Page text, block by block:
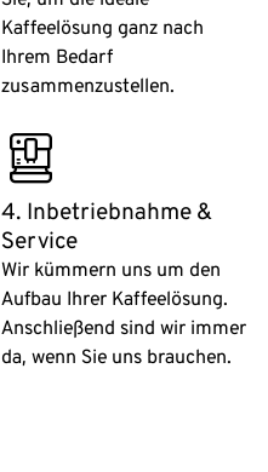
Kaffeelösung ganz nach
Ihrem Bedarf
zusammenzustellen.
fully_coffee_machine
4. Inbetriebnahme &
Service
Wir kümmern uns um den
Aufbau Ihrer Kaffeelösung.
Anschließend sind wir immer
da, wenn Sie uns brauchen.